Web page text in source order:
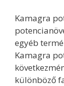
Kamagra
egyéb
Kamagra
különböző